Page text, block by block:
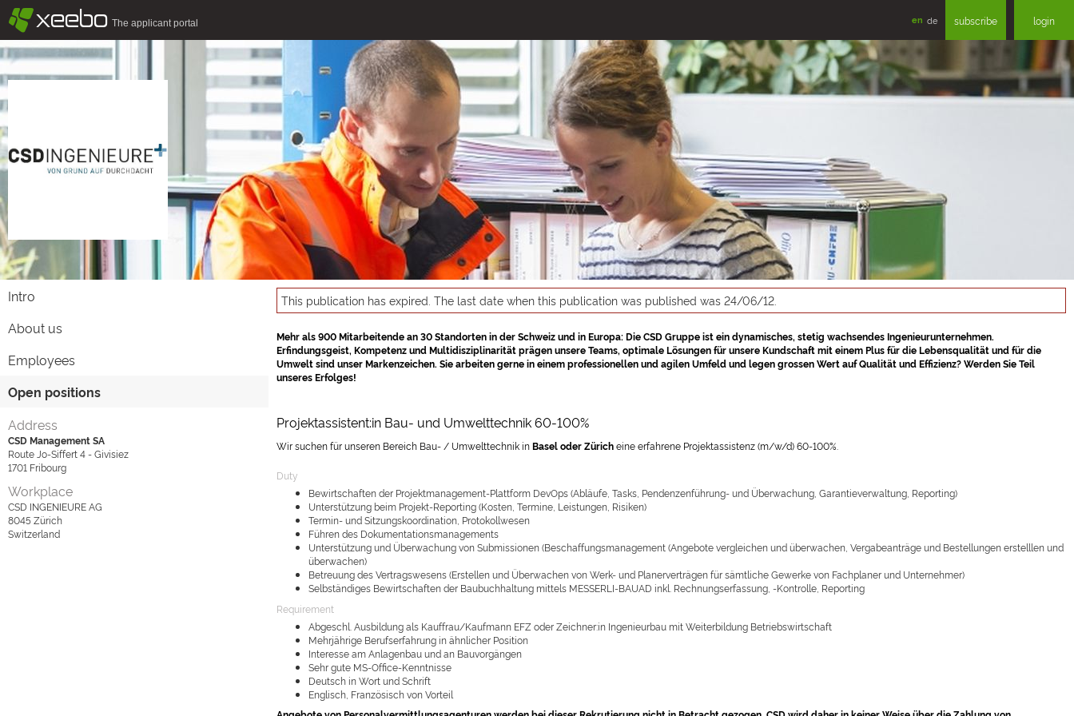
§xeebo The applicant portal en de subscribe login
Intro
About us
Employees
Open positions
Address
CSD Management SA
Route Jo-Siffert 4 - Givisiez
1701 Fribourg
Workplace
CSD INGENIEURE AG
8045 Zürich
Switzerland
This publication has expired. The last date when this publication was published was 24/06/12.
Mehr als 900 Mitarbeitende an 30 Standorten in der Schweiz und in Europa: Die CSD Gruppe ist ein dynamisches, stetig wachsendes Ingenieurunternehmen.
Erfindungsgeist, Kompetenz und Multidisziplinarität prägen unsere Teams, optimale Lösungen für unsere Kundschaft mit einem Plus für die Lebensqualität und für die
Umwelt sind unser Markenzeichen. Sie arbeiten gerne in einem professionellen und agilen Umfeld und legen grossen Wert auf Qualität und Effizienz? Werden Sie Teil
unseres Erfolges!
Projektassistent:in Bau- und Umwelttechnik 60-100%
Wir suchen für unseren Bereich Bau- / Umwelttechnik inBasel oder Züricheine erfahrene Projektassistenz (m/w/d) 60-100%.
Duty
Bewirtschaften der Projektmanagement-Plattform DevOps (Abläufe, Tasks, Pendenzenführung- und Überwachung, Garantieverwaltung, Reporting)
Unterstützung beim Projekt-Reporting (Kosten, Termine, Leistungen, Risiken)
Termin- und Sitzungskoordination, Protokollwesen
Führen des Dokumentationsmanagements
Unterstützung und Überwachung von Submissionen (Beschaffungsmanagement (Angebote vergleichen und überwachen, Vergabeanträge und Bestellungen erstelllen und
überwachen)
Betreuung des Vertragswesens (Erstellen und Überwachen von Werk- und Planerverträgen für sämtliche Gewerke von Fachplaner und Unternehmer)
Selbständiges Bewirtschaften der Baubuchhaltung mittels MESSERLI-BAUAD inkl. Rechnungserfassung, -Kontrolle, Reporting
Requirement
Abgeschl. Ausbildung als Kauffrau/Kaufmann EFZ oder Zeichner:in Ingenieurbau mit Weiterbildung Betriebswirtschaft
Mehrjährige Berufserfahrung in ähnlicher Position
Interesse am Anlagenbau und an Bauvorgängen
Sehr gute MS-Office-Kenntnisse
Deutsch in Wort und Schrift
Englisch, Französisch von Vorteil